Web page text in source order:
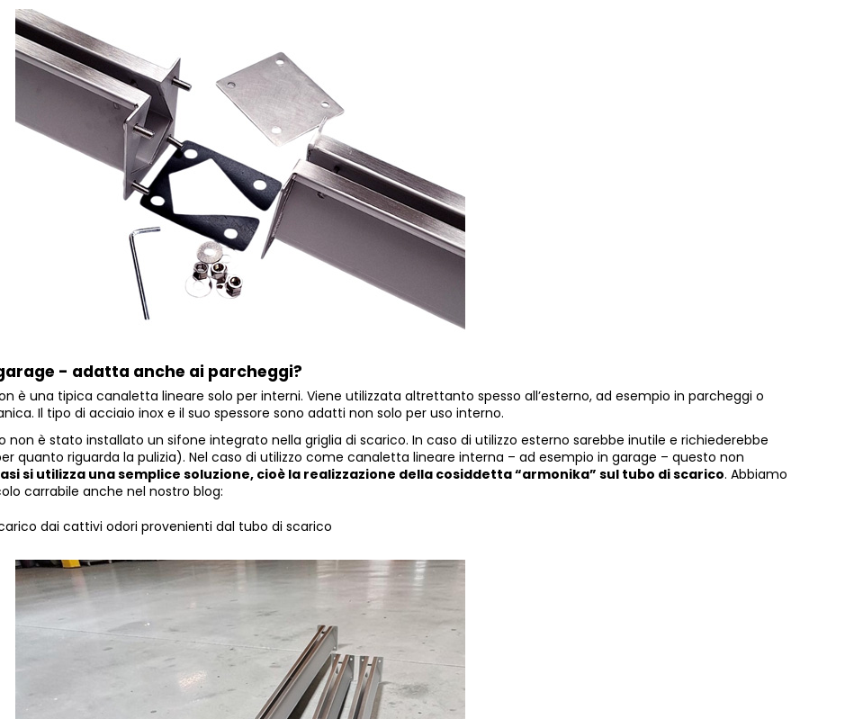
- adatta anche ai parcheggi?
è una tipica canaletta lineare solo per interni. Viene utilizzata altrettanto spesso all’esterno, ad esempio in parcheggi o
Il tipo di acciaio inox e il suo spessore sono adatti non solo per uso interno.
non è stato installato un sifone integrato nella griglia di scarico. In caso di utilizzo esterno sarebbe inutile e richiederebbe
quanto riguarda la pulizia). Nel caso di utilizzo come canaletta lineare interna – ad esempio in garage – questo non
si utilizza una semplice soluzione, cioè la realizzazione della cosiddetta “armonika” sul tubo di scarico. Abbiamo
carrabile anche nel nostro blog:
dai cattivi odori provenienti dal tubo di scarico